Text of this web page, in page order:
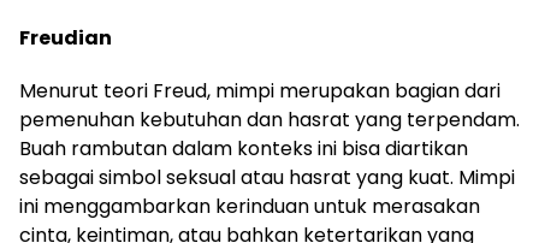
Freudian
Menurut teori Freud, mimpi merupakan bagian dari
pemenuhan kebutuhan dan hasrat yang terpendam.
Buah rambutan dalam konteks ini bisa diartikan
sebagai simbol seksual atau hasrat yang kuat. Mimpi
ini menggambarkan kerinduan untuk merasakan
cinta, keintiman, atau bahkan ketertarikan yang